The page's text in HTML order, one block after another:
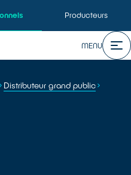
Producteurs
MENU
Distributeur grand public